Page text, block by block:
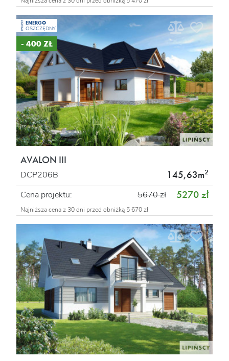
PROJEKT ENERGO
OSZCZĘDNY
- 400 ZŁ
AVALON III
DCP206B 145,63m2
Cena projektu: 5270 zł
5670 zł
Najniższa cena z 30 dni przed obniżką 5 670 zł